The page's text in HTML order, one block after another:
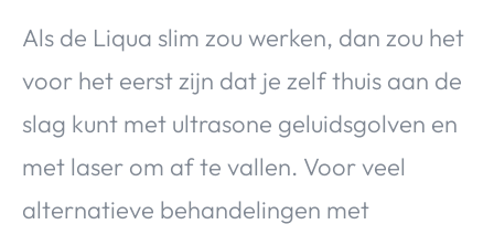
Als de Liqua slim zou werken, dan zou het
voor het eerst zijn dat je zelf thuis aan de
slag kunt met ultrasone geluidsgolven en
met laser om af te vallen. Voor veel
alternatieve behandelingen met